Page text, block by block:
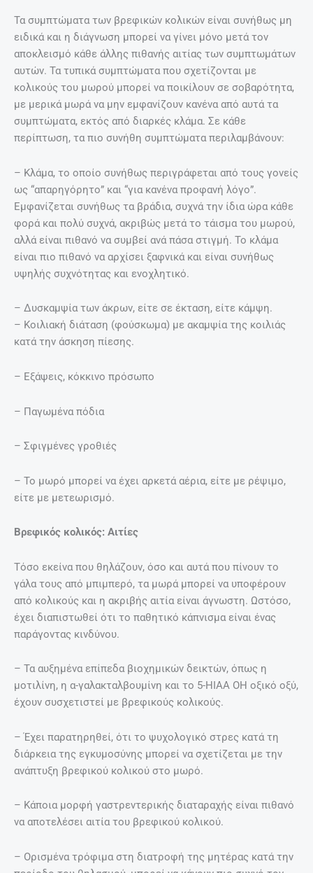
Τα συμπτώματα των βρεφικών κολικών είναι συνήθως μη
ειδικά και η διάγνωση μπορεί να γίνει μόνο μετά τον
αποκλεισμό κάθε άλλης πιθανής αιτίας των συμπτωμάτων
αυτών. Τα τυπικά συμπτώματα που σχετίζονται με
κολικούς του μωρού μπορεί να ποικίλουν σε σοβαρότητα,
με μερικά μωρά να μην εμφανίζουν κανένα από αυτά τα
συμπτώματα, εκτός από διαρκές κλάμα. Σε κάθε
περίπτωση, τα πιο συνήθη συμπτώματα περιλαμβάνουν:
– Κλάμα, το οποίο συνήθως περιγράφεται από τους γονείς
ως “απαρηγόρητο” και “για κανένα προφανή λόγο”.
Εμφανίζεται συνήθως τα βράδια, συχνά την ίδια ώρα κάθε
φορά και πολύ συχνά, ακριβώς μετά το τάισμα του μωρού,
αλλά είναι πιθανό να συμβεί ανά πάσα στιγμή. Το κλάμα
είναι πιο πιθανό να αρχίσει ξαφνικά και είναι συνήθως
υψηλής συχνότητας και ενοχλητικό.
– Δυσκαμψία των άκρων, είτε σε έκταση, είτε κάμψη.
– Κοιλιακή διάταση (φούσκωμα) με ακαμψία της κοιλιάς
κατά την άσκηση πίεσης.
– Εξάψεις, κόκκινο πρόσωπο
– Παγωμένα πόδια
– Σφιγμένες γροθιές
– Το μωρό μπορεί να έχει αρκετά αέρια, είτε με ρέψιμο,
είτε με μετεωρισμό.
Βρεφικός κολικός: Αιτίες
Τόσο εκείνα που θηλάζουν, όσο και αυτά που πίνουν το
γάλα τους από μπιμπερό, τα μωρά μπορεί να υποφέρουν
από κολικούς και η ακριβής αιτία είναι άγνωστη. Ωστόσο,
έχει διαπιστωθεί ότι το παθητικό κάπνισμα είναι ένας
παράγοντας κινδύνου.
– Τα αυξημένα επίπεδα βιοχημικών δεικτών, όπως η
μοτιλίνη, η α-γαλακταλβουμίνη και το 5-ΗΙΑΑ OH οξικό οξύ,
έχουν συσχετιστεί με βρεφικούς κολικούς.
– Έχει παρατηρηθεί, ότι το ψυχολογικό στρες κατά τη
διάρκεια της εγκυμοσύνης μπορεί να σχετίζεται με την
ανάπτυξη βρεφικού κολικού στο μωρό.
– Κάποια μορφή γαστρεντερικής διαταραχής είναι πιθανό
να αποτελέσει αιτία του βρεφικού κολικού.
– Ορισμένα τρόφιμα στη διατροφή της μητέρας κατά την